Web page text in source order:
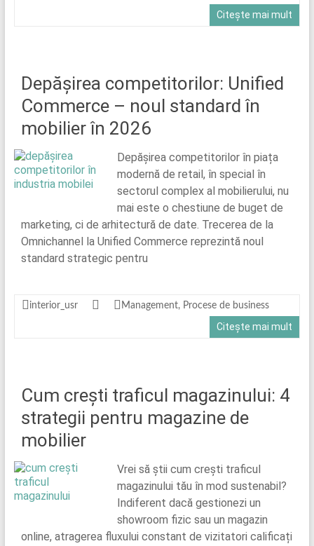
Citește mai mult
Depășirea competitorilor: Unified
Commerce – noul standard în
mobilier în 2026
Depășirea competitorilor în piața
modernă de retail, în special în
sectorul complex al mobilierului, nu
mai este o chestiune de buget de
marketing, ci de arhitectură de date. Trecerea de la
Omnichannel la Unified Commerce reprezintă noul
standard strategic pentru
interior_usr Management, Procese de business
Citește mai mult
Cum crești traficul magazinului: 4
strategii pentru magazine de
mobilier
Vrei să știi cum crești traficul
magazinului tău în mod sustenabil?
Indiferent dacă gestionezi un
showroom fizic sau un magazin
online, atragerea fluxului constant de vizitatori calificați